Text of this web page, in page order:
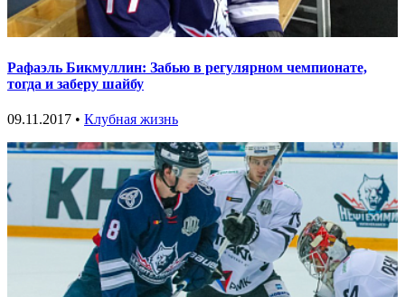
Рафаэль Бикмуллин: Забью в регулярном чемпионате,
тогда и заберу шайбу
09.11.2017 • Клубная жизнь